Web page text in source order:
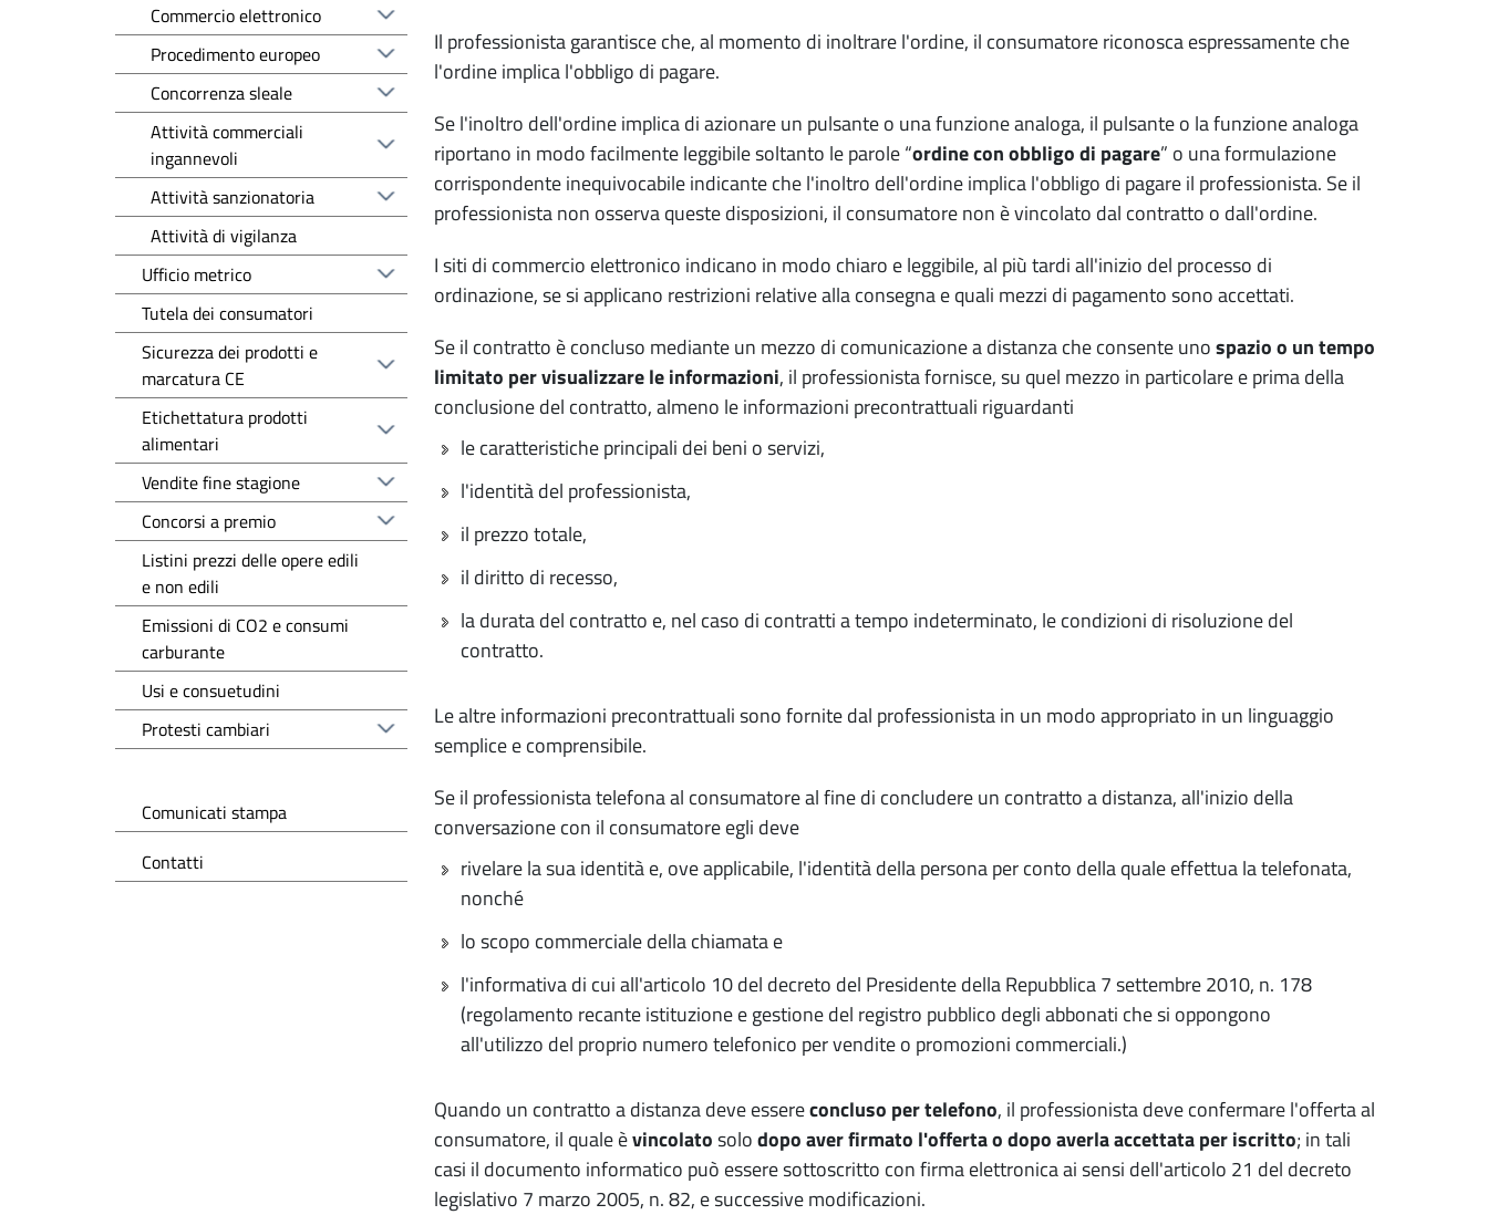
Il professionista garantisce che, al momento di inoltrare l'ordine, il consumatore riconosca espressamente che
l'ordine implica l'obbligo di pagare.
Se l'inoltro dell'ordine implica di azionare un pulsante o una funzione analoga, il pulsante o la funzione analoga
riportano in modo facilmente leggibile soltanto le parole “ordine con obbligo di pagare” o una formulazione
corrispondente inequivocabile indicante che l'inoltro dell'ordine implica l'obbligo di pagare il professionista. Se il
professionista non osserva queste disposizioni, il consumatore non è vincolato dal contratto o dall'ordine.
I siti di commercio elettronico indicano in modo chiaro e leggibile, al più tardi all'inizio del processo di
ordinazione, se si applicano restrizioni relative alla consegna e quali mezzi di pagamento sono accettati.
Se il contratto è concluso mediante un mezzo di comunicazione a distanza che consente unospazio o un tempo
limitato per visualizzare le informazioni, il professionista fornisce, su quel mezzo in particolare e prima della
conclusione del contratto, almeno le informazioni precontrattuali riguardanti
le caratteristiche principali dei beni o servizi,
l'identità del professionista,
il prezzo totale,
il diritto di recesso,
la durata del contratto e, nel caso di contratti a tempo indeterminato, le condizioni di risoluzione del
contratto.
Le altre informazioni precontrattuali sono fornite dal professionista in un modo appropriato in un linguaggio
semplice e comprensibile.
Se il professionista telefona al consumatore al fine di concludere un contratto a distanza, all'inizio della
conversazione con il consumatore egli deve
rivelare la sua identità e, ove applicabile, l'identità della persona per conto della quale effettua la telefonata,
nonché
lo scopo commerciale della chiamata e
l'informativa di cui all'articolo 10 del decreto del Presidente della Repubblica 7 settembre 2010, n. 178
(regolamento recante istituzione e gestione del registro pubblico degli abbonati che si oppongono
all'utilizzo del proprio numero telefonico per vendite o promozioni commerciali.)
Quando un contratto a distanza deve essereconcluso per telefono, il professionista deve confermare l'offerta al
consumatore, il quale èvincolatosolodopo aver firmato l'offerta o dopo averla accettata per iscritto; in tali
casi il documento informatico può essere sottoscritto con firma elettronica ai sensi dell'articolo 21 del decreto
legislativo 7 marzo 2005, n. 82, e successive modificazioni.
Commercio elettronico
Procedimento europeo
Concorrenza sleale
Attività commerciali
ingannevoli
Attività sanzionatoria
Attività di vigilanza
Ufficio metrico
Tutela dei consumatori
Sicurezza dei prodotti e
marcatura CE
Etichettatura prodotti
alimentari
Vendite fine stagione
Concorsi a premio
Listini prezzi delle opere edili
e non edili
Emissioni di CO2 e consumi
carburante
Usi e consuetudini
Protesti cambiari
Comunicati stampa
Contatti